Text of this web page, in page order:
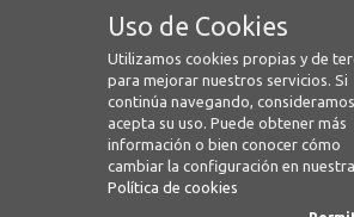
Uso de Cookies
Utilizamos cookies propias y de
para mejorar nuestros servicios. Si
continúa navegando,
acepta su uso. Puede obtener más
información o bien conocer cómo
cambiar la configuración en nuestra
Política de cookies